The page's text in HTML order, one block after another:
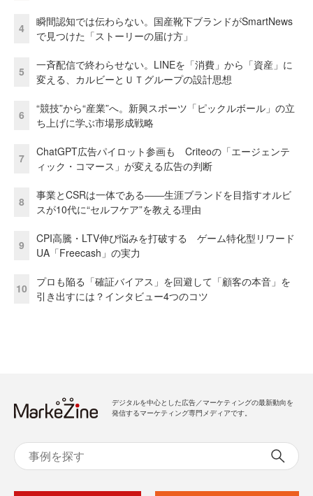
4
瞬間認知では伝わらない。国産靴下ブランドがSmartNews
で見つけた「ストーリーの届け方」
5
一斉配信で終わらせない。LINEを「消費」から「資産」に
変える、カルビーとＵＴグループの設計思想
6
“競技”から“産業”へ。新興スポーツ「ピックルボール」の立
ち上げに学ぶ市場形成戦略
7
ChatGPT広告パイロット参画も Criteoの「エージェンテ
ィック・コマース」が変える広告の判断
8
事業とCSRは一体である――生涯ブランドを目指すオルビ
スが10代に“セルフケア”を教える理由
9
CPI高騰・LTV伸び悩みを打破する ゲーム特化型リワード
UA「Freecash」の実力
10
プロも陥る「確証バイアス」を回避して「顧客の本音」を
引き出すには？インタビュー4つのコツ
デジタルを中心とした広告／マーケティングの最新動向を
発信するマーケティング専門メディアです。